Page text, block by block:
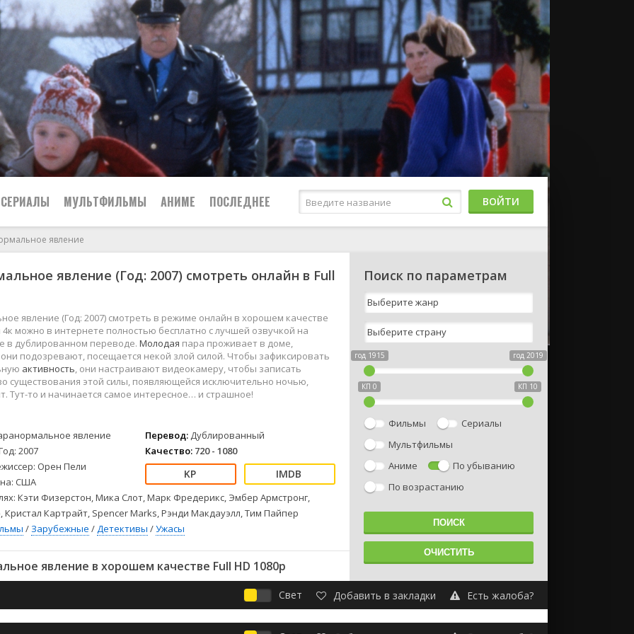
Боевики
Детективы
Детские
Драмы
Комедии
Мелодрамы
Семейные
Спорт
Триллеры
Ужасы
Фантастика
СЕРИАЛЫ МУЛЬТФИЛЬМЫ АНИМЕ ПОСЛЕДНЕЕ
2023
2022
2021
Русские
Зарубежные
Фильмы из соцетей
ВОЙТИ
явление
явление (Год: 2007) смотреть онлайн в Full
явление (Год: 2007) смотреть в режиме онлайн в хорошем качестве
4к можно в интернете полностью бесплатно с лучшей озвучкой на
в дублированном переводе. Молодая пара проживает в доме,
подозревают, посещается некой злой силой. Чтобы зафиксировать
активность, они настраивают видеокамеру, чтобы записать
существования этой силы, появляющейся исключительно ночью,
Тут-то и начинается самое интересное… и страшное!
явление
2007
Орен Пели
США
Перевод: Дублированный
Качество: 720 - 1080
Кэти Физерстон, Мика Слот, Марк Фредерикс, Эмбер Армстронг,
Картрайт, Spencer Marks, Рэнди Макдауэлл, Тим Пайпер
/ Зарубежные /Детективы /Ужасы
явление в хорошем качестве Full HD 1080p
Поиск по параметрам
год 1915 год 2019
КП 0 КП 10
Фильмы
Сериалы
Мультфильмы
Аниме
По убыванию
По возрастанию
Свет Добавить в закладки Есть жалоба?